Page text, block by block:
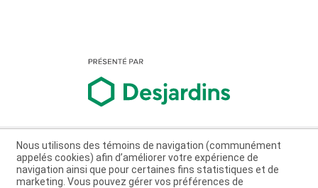
Nous utilisons des témoins de navigation (communément
appelés cookies) afin d’améliorer votre expérience de
navigation ainsi que pour certaines fins statistiques et de
marketing. Vous pouvez gérer vos préférences de